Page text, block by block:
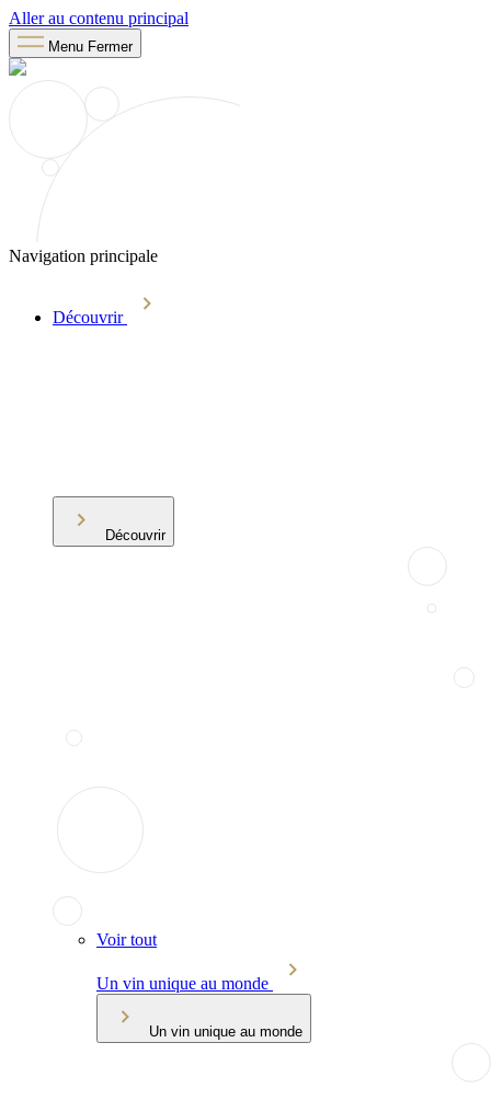
Aller au contenu principal
Menu Fermer
Navigation principale
Découvrir
Découvrir
Voir tout
Un vin unique au monde
Un vin unique au monde